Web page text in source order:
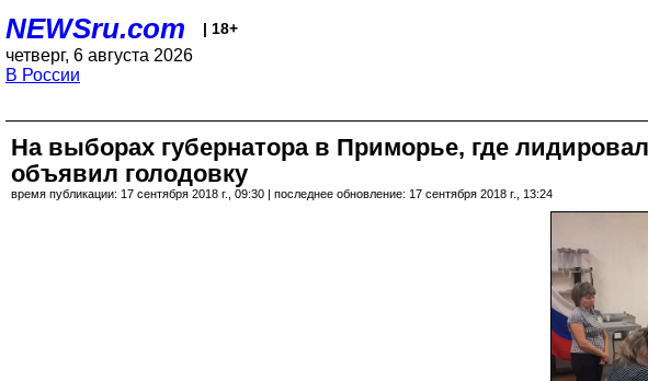
NEWSru.com | 18+
четверг, 6 августа 2026
В России
На выборах губернатора в Приморье, где
объявил голодовку
время публикации: 17 сентября 2018 г., 09:30 | последнее обновление: 17 сентября 2018 г., 13:24